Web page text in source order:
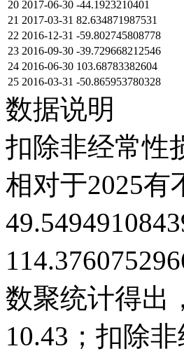
20 2017-06-30 -44.1923210401
21 2017-03-31 82.634871987531
22 2016-12-31 -59.802745808778
23 2016-09-30 -39.729668212546
24 2016-06-30 103.68783382604
25 2016-03-31 -50.865953780328
数据说明
扣除非经常性
相对于2025有
数聚统计得出
10.43；扣除